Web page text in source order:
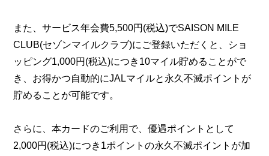
また、サービス年会費5,500円(税込)でSAISON MILE
CLUB(セゾンマイルクラブ)にご登録いただくと、ショ
ッピング1,000円(税込)につき10マイル貯めることがで
き、お得かつ自動的にJALマイルと永久不滅ポイントが
貯めることが可能です。
さらに、本カードのご利用で、優遇ポイントとして
2,000円(税込)につき1ポイントの永久不滅ポイントが加